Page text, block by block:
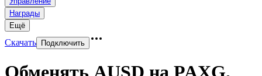
Награды
Ещё
Скачать Подключить